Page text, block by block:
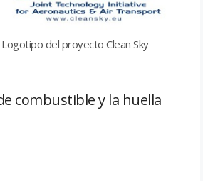
Logotipo del proyecto Clean Sky
combustible y la huella